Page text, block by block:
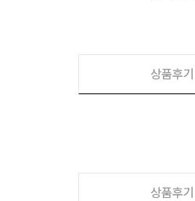
상품후기
상품후기